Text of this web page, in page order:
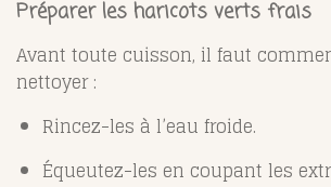
Préparer les haricots verts frais
Avant toute cuisson, il faut
nettoyer :
Rincez-les à l’eau froide.
Équeutez-les en coupant les